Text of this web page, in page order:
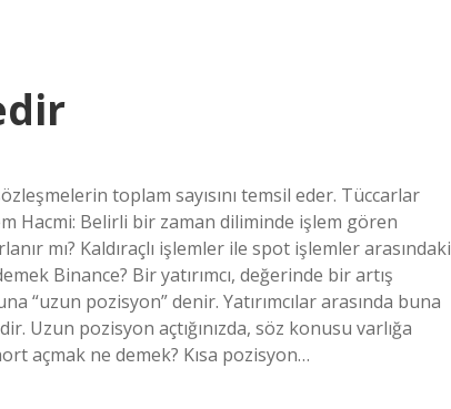
toplam sayısını temsil eder. Tüccarlar
Hacmi: Belirli bir zaman diliminde işlem gören
mı? Kaldıraçlı işlemler ile spot işlemler arasındaki
Binance? Bir yatırımcı, değerinde bir artış
pozisyon” denir. Yatırımcılar arasında buna
Uzun pozisyon açtığınızda, söz konusu varlığa
açmak ne demek? Kısa pozisyon…